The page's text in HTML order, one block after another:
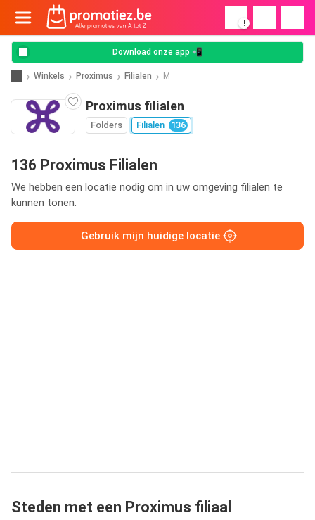
!
Download onze app 📲
Winkels Proximus Filialen M
Proximus filialen
Folders Filialen 136
136 Proximus Filialen
We hebben een locatie nodig om in uw omgeving filialen te
kunnen tonen.
Gebruik mijn huidige locatie
Steden met een Proximus filiaal